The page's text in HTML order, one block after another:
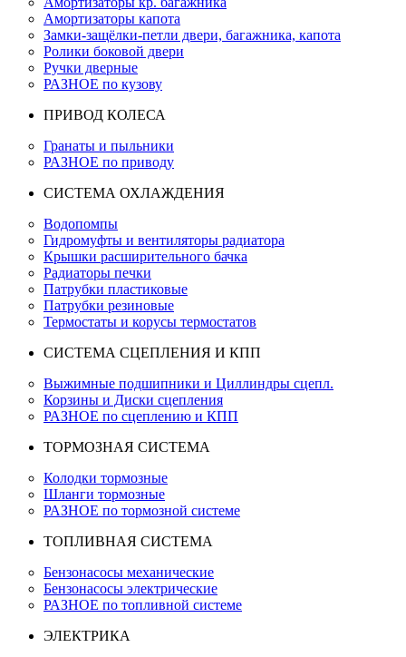
Амортизаторы капота
Замки-защёлки-петли двери, багажника, капота
Ролики боковой двери
Ручки дверные
РАЗНОЕ по кузову
ПРИВОД КОЛЕСА
Гранаты и пыльники
РАЗНОЕ по приводу
СИСТЕМА ОХЛАЖДЕНИЯ
Водопомпы
Гидромуфты и вентиляторы радиатора
Крышки расширительного бачка
Радиаторы печки
Патрубки пластиковые
Патрубки резиновые
Термостаты и корусы термостатов
СИСТЕМА СЦЕПЛЕНИЯ И КПП
Выжимные подшипники и Циллиндры сцепл.
Корзины и Диски сцепления
РАЗНОЕ по сцеплению и КПП
ТОРМОЗНАЯ СИСТЕМА
Колодки тормозные
Шланги тормозные
РАЗНОЕ по тормозной системе
ТОПЛИВНАЯ СИСТЕМА
Бензонасосы механические
Бензонасосы электрические
РАЗНОЕ по топливной системе
ЭЛЕКТРИКА